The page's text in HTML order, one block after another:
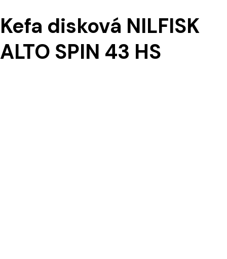
Kefa disková NILFISK
ALTO SPIN 43 HS